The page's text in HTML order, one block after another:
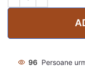
96 Persoane